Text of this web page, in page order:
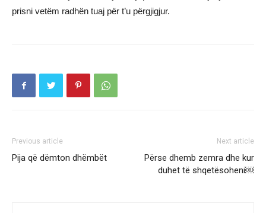
prisni vetëm radhën tuaj për t’u përgjigjur.
Previous article
Pija që dëmton dhëmbët
Next article
Përse dhemb zemra dhe kur
duhet të shqetësoheni￼